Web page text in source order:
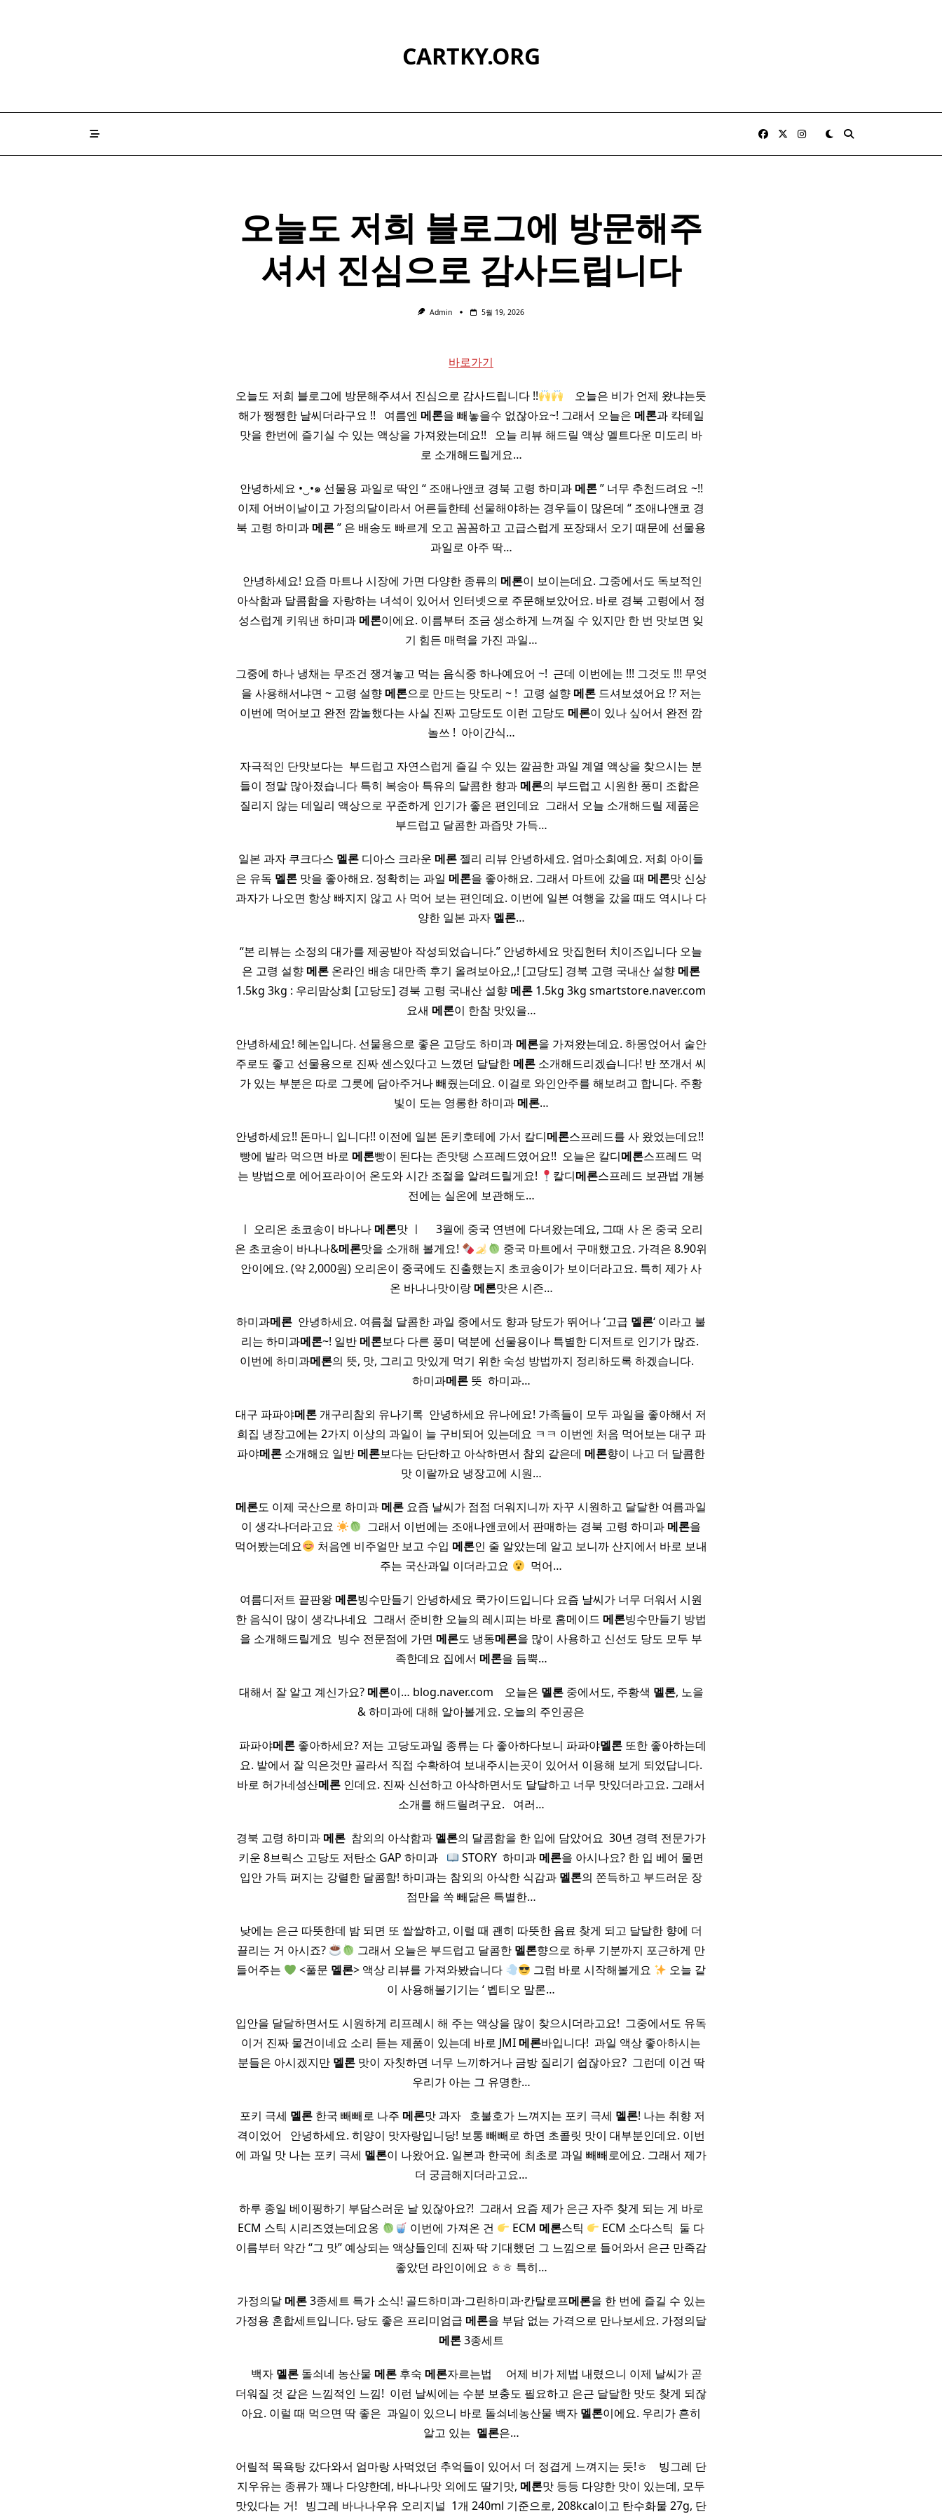
CARTKY.ORG
오늘도 저희 블로그에 방문해주
셔서 진심으로 감사드립니다
Admin 5월 19, 2026
바로가기
오늘도 저희 블로그에 방문해주셔서 진심으로 감사드립니다 !!
​ ​ ​ 오늘은 비가 언제 왔냐는듯
해가 쨍쨍한 날씨더라구요 !! ​ ​ 여름엔 메론을 빼놓을수 없잖아요~! 그래서 오늘은 메론과 칵테일
맛을 한번에 즐기실 수 있는 액상을 가져왔는데요!! ​ ​ 오늘 리뷰 해드릴 액상 멜트다운 미도리 바
로 소개해드릴게요…
​ 안녕하세요 •‿•๑ 선물용 과일로 딱인 “ 조애나앤코 경북 고령 하미과 메론” 너무 추천드려요 ~!! ​
이제 어버이날이고 가정의달이라서 어른들한테 선물해야하는 경우들이 많은데 “ 조애나앤코 경
북 고령 하미과 메론” 은 배송도 빠르게 오고 꼼꼼하고 고급스럽게 포장돼서 오기 때문에 선물용
과일로 아주 딱…
​ 안녕하세요! 요즘 마트나 시장에 가면 다양한 종류의 메론이 보이는데요. 그중에서도 독보적인
아삭함과 달콤함을 자랑하는 녀석이 있어서 인터넷으로 주문해보았어요. 바로 경북 고령에서 정
성스럽게 키워낸 하미과 메론이에요. 이름부터 조금 생소하게 느껴질 수 있지만 한 번 맛보면 잊
기 힘든 매력을 가진 과일…
그중에 하나 냉채는 무조건 쟁겨놓고 먹는 음식중 하나예요어 ~! ​ 근데 이번에는 !!! 그것도 !!! 무엇
을 사용해서냐면 ~ 고령 설향 메론으로 만드는 맛도리 ~ ! ​ 고령 설향 메론드셔보셨어요 !? 저는
이번에 먹어보고 완전 깜놀했다는 사실 진짜 고당도도 이런 고당도 메론이 있나 싶어서 완전 깜
놀쓰 ! ​ 아이간식…
자극적인 단맛보다는 ​ 부드럽고 자연스럽게 즐길 수 있는 깔끔한 과일 계열 액상을 찾으시는 분
들이 정말 많아졌습니다 특히 복숭아 특유의 달콤한 향과 메론의 부드럽고 시원한 풍미 조합은 ​
질리지 않는 데일리 액상으로 꾸준하게 인기가 좋은 편인데요 ​ 그래서 오늘 소개해드릴 제품은 ​
부드럽고 달콤한 과즙맛 가득…
일본 과자 쿠크다스 멜론 디아스 크라운 메론 젤리 리뷰 안녕하세요. 엄마소희예요. 저희 아이들
은 유독 멜론 맛을 좋아해요. 정확히는 과일 메론을 좋아해요. 그래서 마트에 갔을 때 메론맛 신상
과자가 나오면 항상 빠지지 않고 사 먹어 보는 편인데요. 이번에 일본 여행을 갔을 때도 역시나 다
양한 일본 과자 멜론…
“본 리뷰는 소정의 대가를 제공받아 작성되었습니다.” 안녕하세요 맛집헌터 치이즈입니다 오늘
은 고령 설향 메론 온라인 배송 대만족 후기 올려보아요,,! [고당도] 경북 고령 국내산 설향 메론
1.5kg 3kg : 우리맘상회 [고당도] 경북 고령 국내산 설향 메론 1.5kg 3kg smartstore.naver.com
요새 메론이 한참 맛있을…
안녕하세요! 헤논입니다. 선물용으로 좋은 고당도 하미과 메론을 가져왔는데요. 하몽얹어서 술안
주로도 좋고 선물용으로 진짜 센스있다고 느꼈던 달달한 메론 소개해드리겠습니다! 반 쪼개서 씨
가 있는 부분은 따로 그릇에 담아주거나 빼줬는데요. 이걸로 와인안주를 해보려고 합니다. 주황
빛이 도는 영롱한 하미과 메론…
안녕하세요!! 돈마니 입니다!! 이전에 일본 돈키호테에 가서 칼디메론스프레드를 사 왔었는데요!! ​
빵에 발라 먹으면 바로 메론빵이 된다는 존맛탱 스프레드였어요!! ​ 오늘은 칼디메론스프레드 먹
는 방법으로 에어프라이어 온도와 시간 조절을 알려드릴게요!
칼디메론스프레드 보관법 개봉
전에는 실온에 보관해도…
ㅣ 오리온 초코송이 바나나 메론맛 ㅣ ​ ​ ​ ​ 3월에 중국 연변에 다녀왔는데요, 그때 사 온 중국 오리
온 초코송이 바나나&메론맛을 소개해 볼게요!
중국 마트에서 구매했고요. 가격은 8.90위
안이에요. (약 2,000원) 오리온이 중국에도 진출했는지 초코송이가 보이더라고요. 특히 제가 사
온 바나나맛이랑 메론맛은 시즌…
하미과메론 ​ 안녕하세요. 여름철 달콤한 과일 중에서도 향과 당도가 뛰어나 ‘고급 멜론‘ 이라고 불
리는 하미과메론~! 일반 메론보다 다른 풍미 덕분에 선물용이나 특별한 디저트로 인기가 많죠. ​
이번에 하미과메론의 뜻, 맛, 그리고 맛있게 먹기 위한 숙성 방법까지 정리하도록 하겠습니다. ​ ​ ​
하미과메론뜻 ​ 하미과…
대구 파파야메론개구리참외 유나기록 ​ 안녕하세요 유나에요! 가족들이 모두 과일을 좋아해서 저
희집 냉장고에는 2가지 이상의 과일이 늘 구비되어 있는데요 ㅋㅋ 이번엔 처음 먹어보는 대구 파
파야메론 소개해요 일반 메론보다는 단단하고 아삭하면서 참외 같은데 메론향이 나고 더 달콤한
맛 이랄까요 냉장고에 시원…
메론도 이제 국산으로 하미과 메론 요즘 날씨가 점점 더워지니까 자꾸 시원하고 달달한 여름과일
이 생각나더라고요
​ 그래서 이번에는 조애나앤코에서 판매하는 경북 고령 하미과 메론을
먹어봤는데요
처음엔 비주얼만 보고 수입 메론인 줄 알았는데 알고 보니까 산지에서 바로 보내
주는 국산과일 이더라고요
​ 먹어…
여름디저트 끝판왕 메론빙수만들기 안녕하세요 쿡가이드입니다 요즘 날씨가 너무 더워서 시원
한 음식이 많이 생각나네요 ​ 그래서 준비한 오늘의 레시피는 바로 홈메이드 메론빙수만들기 방법
을 소개해드릴게요 ​ 빙수 전문점에 가면 메론도 냉동메론을 많이 사용하고 신선도 당도 모두 부
족한데요 집에서 메론을 듬뿍…
대해서 잘 알고 계신가요? 메론이… blog.naver.com ​ ​ ​ 오늘은 멜론중에서도, 주황색 멜론, 노을
& 하미과에 대해 알아볼게요. 오늘의 주인공은
​ 파파야메론좋아하세요? 저는 고당도과일 종류는 다 좋아하다보니 파파야멜론또한 좋아하는데
요. 밭에서 잘 익은것만 골라서 직접 수확하여 보내주시는곳이 있어서 이용해 보게 되었답니다.
바로 허가네성산메론 인데요. 진짜 신선하고 아삭하면서도 달달하고 너무 맛있더라고요. 그래서
소개를 해드릴려구요. ​ ​ 여러…
경북 고령 하미과 메론 ​ 참외의 아삭함과 멜론의 달콤함을 한 입에 담았어요 ​ 30년 경력 전문가가
키운 8브릭스 고당도 저탄소 GAP 하미과 ​ ​
STORY ​ 하미과 메론을 아시나요? 한 입 베어 물면
입안 가득 퍼지는 강렬한 달콤함! 하미과는 참외의 아삭한 식감과 멜론의 쫀득하고 부드러운 장
점만을 쏙 빼닮은 특별한…
낮에는 은근 따뜻한데 밤 되면 또 쌀쌀하고, 이럴 때 괜히 따뜻한 음료 찾게 되고 달달한 향에 더
끌리는 거 아시죠?
그래서 오늘은 부드럽고 달콤한 멜론향으로 하루 기분까지 포근하게 만
들어주는
<풀문 멜론> 액상 리뷰를 가져와봤습니다 그럼 바로 시작해볼게요
오늘 같
이 사용해볼기기는 ‘ 벱티오 말론…
입안을 달달하면서도 시원하게 리프레시 해 주는 액상을 많이 찾으시더라고요! ​ 그중에서도 유독
이거 진짜 물건이네요 소리 듣는 제품이 있는데 바로 JMI 메론바입니다! ​ 과일 액상 좋아하시는
분들은 아시겠지만 멜론맛이 자칫하면 너무 느끼하거나 금방 질리기 쉽잖아요? ​ 그런데 이건 딱
우리가 아는 그 유명한…
​ 포키 극세 멜론 한국 빼빼로 나주 메론맛 과자 ​ ​ 호불호가 느껴지는 포키 극세 멜론! 나는 취향 저
격이었어 ​ ​ 안녕하세요. 히양이 맛자랑입니당! 보통 빼빼로 하면 초콜릿 맛이 대부분인데요. 이번
에 과일 맛 나는 포키 극세 멜론이 나왔어요. 일본과 한국에 최초로 과일 빼빼로에요. 그래서 제가
더 궁금해지더라고요…
하루 종일 베이핑하기 부담스러운 날 있잖아요?! ​ 그래서 요즘 제가 은근 자주 찾게 되는 게 바로
ECM 스틱 시리즈였는데요옹
이번에 가져온 건 ECM 메론스틱
ECM 소다스틱 ​ 둘 다
이름부터 약간 “그 맛” 예상되는 액상들인데 진짜 딱 기대했던 그 느낌으로 들어와서 은근 만족감
좋았던 라인이에요 ㅎㅎ 특히…
가정의달 메론3종세트 특가 소식! 골드하미과·그린하미과·칸탈로프메론을 한 번에 즐길 수 있는
가정용 혼합세트입니다. 당도 좋은 프리미엄급 메론을 부담 없는 가격으로 만나보세요. 가정의달
메론3종세트
​ ​ ​ ​ 백자 멜론 돌쇠네 농산물 메론 후숙 메론자르는법 ​ ​ ​ ​ 어제 비가 제법 내렸으니 이제 날씨가 곧
더워질 것 같은 느낌적인 느낌! ​ 이런 날씨에는 수분 보충도 필요하고 은근 달달한 맛도 찾게 되잖
아요. 이럴 때 먹으면 딱 좋은 ​ 과일이 있으니 바로 돌쇠네농산물 백자 멜론이에요. 우리가 흔히
알고 있는 ​ 멜론은…
어릴적 목욕탕 갔다와서 엄마랑 사먹었던 추억들이 있어서 더 정겹게 느껴지는 듯!ㅎ ​ ​ ​ 빙그레 단
지우유는 종류가 꽤나 다양한데, 바나나맛 외에도 딸기맛, 메론맛 등등 다양한 맛이 있는데, 모두
맛있다는 거! ​ ​ 빙그레 바나나우유 오리지널 ​ 1개 240ml 기준으로, 208kcal이고 탄수화물 27g, 단